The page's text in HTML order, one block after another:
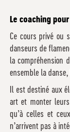
Le coaching
Ce cours privé ou
danseurs de
la compréhension
ensemble la
Il est destiné aux
art et monter
qu’à celles et
n’arrivent pas à